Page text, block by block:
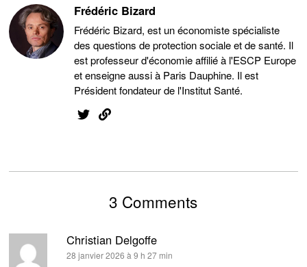
Frédéric Bizard
Frédéric Bizard, est un économiste spécialiste
des questions de protection sociale et de santé. Il
est professeur d'économie affilié à l'ESCP Europe
et enseigne aussi à Paris Dauphine. Il est
Président fondateur de l'Institut Santé.
3 Comments
Christian Delgoffe
dit :
28 janvier 2026 à 9 h 27 min